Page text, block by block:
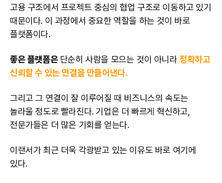
고용 구조에서 프로젝트 중심의 협업 구조로 이동하고 있기
때문이다. 이 과정에서 중요한 역할을 하는 것이 바로
플랫폼이다.
좋은 플랫폼은 단순히 사람을 모으는 것이 아니라정확하고
신뢰할 수 있는 연결을 만들어낸다.
그리고 그 연결이 잘 이루어질 때 비즈니스의 속도는
놀라울 정도로 빨라진다. 기업은 더 빠르게 혁신하고,
전문가들은 더 많은 기회를 얻는다.
이랜서가 최근 더욱 각광받고 있는 이유도 바로 여기에
있다.